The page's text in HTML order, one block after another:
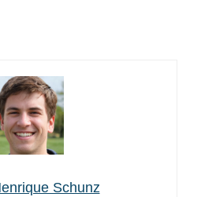
Schunz